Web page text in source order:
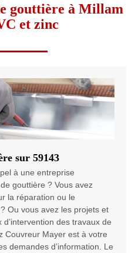
gouttière à Millam
et zinc
sur 59143
à une entreprise
gouttière ? Vous avez
la réparation ou le
Ou vous avez les projets et
des travaux de
Couvreur Mayer est à votre
demandes d’information. Le